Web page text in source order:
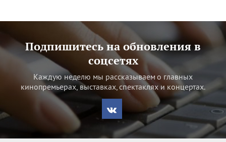
Подпишитесь на обновления в
соцсетях
Каждую неделю мы рассказываем о главных
кинопремьерах, выставках, спектаклях и концертах.